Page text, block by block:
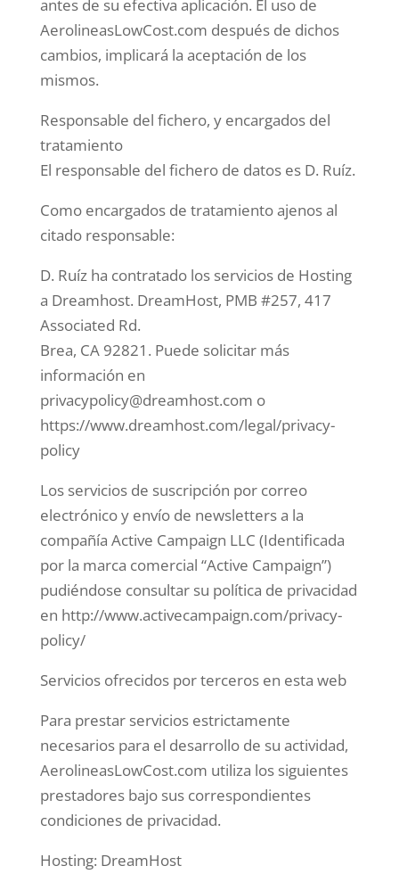
antes de su efectiva aplicación. El uso de
AerolineasLowCost.com después de dichos
cambios, implicará la aceptación de los
mismos.
Responsable del fichero, y encargados del
tratamiento
El responsable del fichero de datos es D. Ruíz.
Como encargados de tratamiento ajenos al
citado responsable:
D. Ruíz ha contratado los servicios de Hosting
a Dreamhost. DreamHost, PMB #257, 417
Associated Rd.
Brea, CA 92821. Puede solicitar más
información en
privacypolicy@dreamhost.com o
https://www.dreamhost.com/legal/privacy-
policy
Los servicios de suscripción por correo
electrónico y envío de newsletters a la
compañía Active Campaign LLC (Identificada
por la marca comercial “Active Campaign”)
pudiéndose consultar su política de privacidad
en http://www.activecampaign.com/privacy-
policy/
Servicios ofrecidos por terceros en esta web
Para prestar servicios estrictamente
necesarios para el desarrollo de su actividad,
AerolineasLowCost.com utiliza los siguientes
prestadores bajo sus correspondientes
condiciones de privacidad.
Hosting: DreamHost